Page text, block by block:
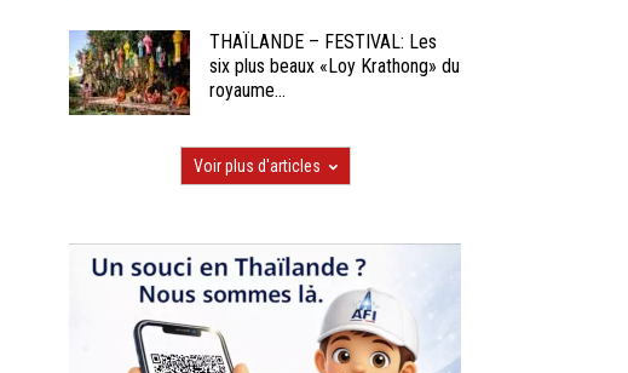
THAÏLANDE – FESTIVAL: Les
six plus beaux «Loy Krathong» du
royaume...
Voir plus d'articles